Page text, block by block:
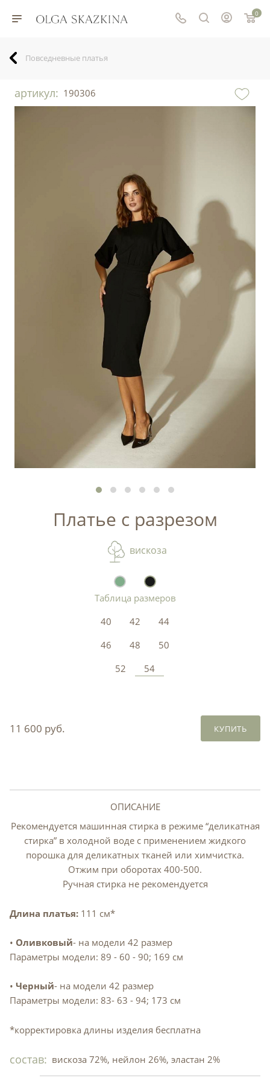
0
Повседневные платья
артикул: 190306
Платье с разрезом
вискоза
Таблица размеров
40
42
44
46
48
50
52
54
11 600 руб. КУПИТЬ
ОПИСАНИЕ
Рекомендуется машинная стирка в режиме “деликатная
стирка” в холодной воде с применением жидкого
порошка для деликатных тканей или химчистка.
Отжим при оборотах 400-500.
Ручная стирка не рекомендуется
Длина платья: 111 см*
• Оливковый- на модели 42 размер
Параметры модели: 89 - 60 - 90; 169 см
• Черный- на модели 42 размер
Параметры модели: 83- 63 - 94; 173 см
*корректировка длины изделия бесплатна
состав: вискоза 72%, нейлон 26%, эластан 2%